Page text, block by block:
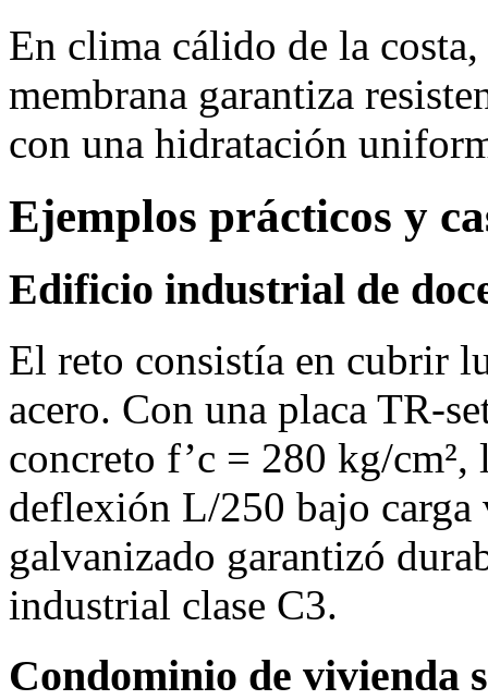
En clima cálido de la
membrana garantiza
con una hidratación
Ejemplos prácticos y
Edificio industrial de
El reto consistía en cubrir
acero. Con una placa
concreto f’c = 280 kg/
deflexión L/250 bajo carga
galvanizado garantizó
industrial clase C3.
Condominio de vivienda